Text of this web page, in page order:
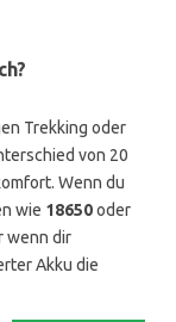
Trekking oder
von 20
Wenn du
wie 18650oder
wenn dir
Akku die